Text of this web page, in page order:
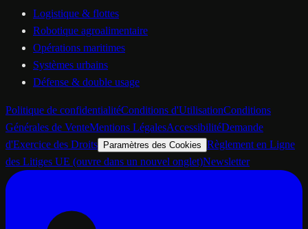
Logistique & flottes
Robotique agroalimentaire
Opérations maritimes
Systèmes urbains
Défense & double usage
Politique de confidentialitéConditions d'UtilisationConditions
Générales de VenteMentions LégalesAccessibilitéDemande
d'Exercice des Droits
Paramètres des Cookies Règlement en Ligne
des Litiges UE (ouvre dans un nouvel onglet)Newsletter